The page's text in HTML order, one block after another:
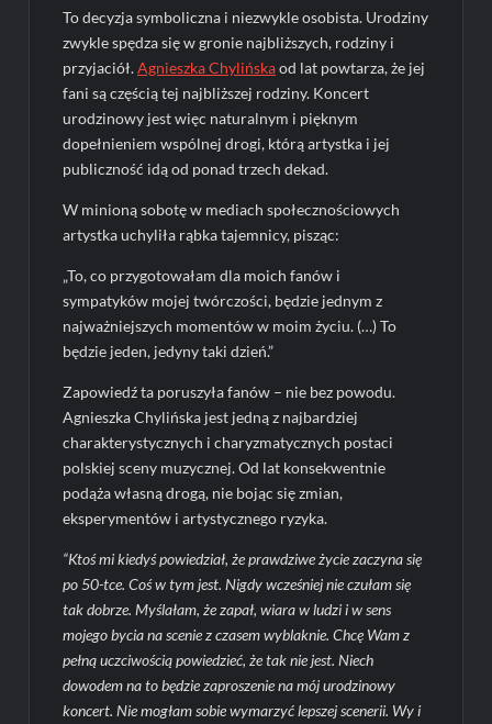
To decyzja symboliczna i niezwykle osobista. Urodziny
zwykle spędza się w gronie najbliższych, rodziny i
przyjaciół.Agnieszka Chylińskaod lat powtarza, że jej
fani są częścią tej najbliższej rodziny. Koncert
urodzinowy jest więc naturalnym i pięknym
dopełnieniem wspólnej drogi, którą artystka i jej
publiczność idą od ponad trzech dekad.
W minioną sobotę w mediach społecznościowych
artystka uchyliła rąbka tajemnicy, pisząc:
„To, co przygotowałam dla moich fanów i
sympatyków mojej twórczości, będzie jednym z
najważniejszych momentów w moim życiu. (…) To
będzie jeden, jedyny taki dzień.”
Zapowiedź ta poruszyła fanów – nie bez powodu.
Agnieszka Chylińska jest jedną z najbardziej
charakterystycznych i charyzmatycznych postaci
polskiej sceny muzycznej. Od lat konsekwentnie
podąża własną drogą, nie bojąc się zmian,
eksperymentów i artystycznego ryzyka.
“Ktoś mi kiedyś powiedział, że prawdziwe życie zaczyna się
po 50-tce. Coś w tym jest. Nigdy wcześniej nie czułam się
tak dobrze. Myślałam, że zapał, wiara w ludzi i w sens
mojego bycia na scenie z czasem wyblaknie. Chcę Wam z
pełną uczciwością powiedzieć, że tak nie jest. Niech
dowodem na to będzie zaproszenie na mój urodzinowy
koncert. Nie mogłam sobie wymarzyć lepszej scenerii. Wy i